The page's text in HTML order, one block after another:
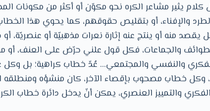
يثير مشاعر الكره نحو مكوّن أو أكثر من مكونات
والإفناء، أو بتقليص حقوقهم، كما يحوي هذا
منه أو ينتج عنه إثارة نعرات مذهبيّة أو عنصريّة، أو
والجماعات، فكل قول علني حرّض على العنف، أو
والنفسي والمجتمعي… عُدّ خطاب كراهية؛ بل
وكل خطاب مصحوب بإقصاء الآخر، كان منشؤه ومنطلقه
والتمييز العنصري، يمكن أنّ يدخل دائرة خطاب